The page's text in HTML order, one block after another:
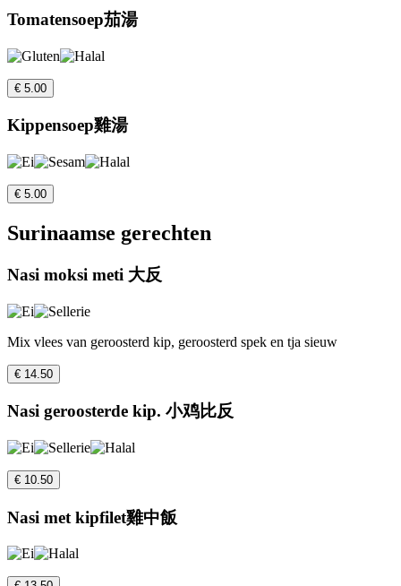
Tomatensoep茄湯
€ 5.00
Kippensoep雞湯
€ 5.00
Surinaamse gerechten
Nasi moksi meti 大反
Mix vlees van geroosterd kip, geroosterd spek en tja sieuw
€ 14.50
Nasi geroosterde kip. 小鸡比反
€ 10.50
Nasi met kipfilet雞中飯